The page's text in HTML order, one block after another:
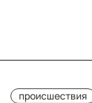
происшествия